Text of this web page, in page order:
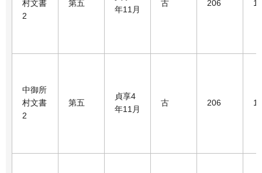
村文書
2
第五
年11月
古 206 1
中御所
村文書
2
第五
貞享4
年11月
古 206 1